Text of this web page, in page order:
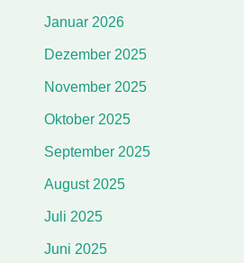
Januar 2026
Dezember 2025
November 2025
Oktober 2025
September 2025
August 2025
Juli 2025
Juni 2025